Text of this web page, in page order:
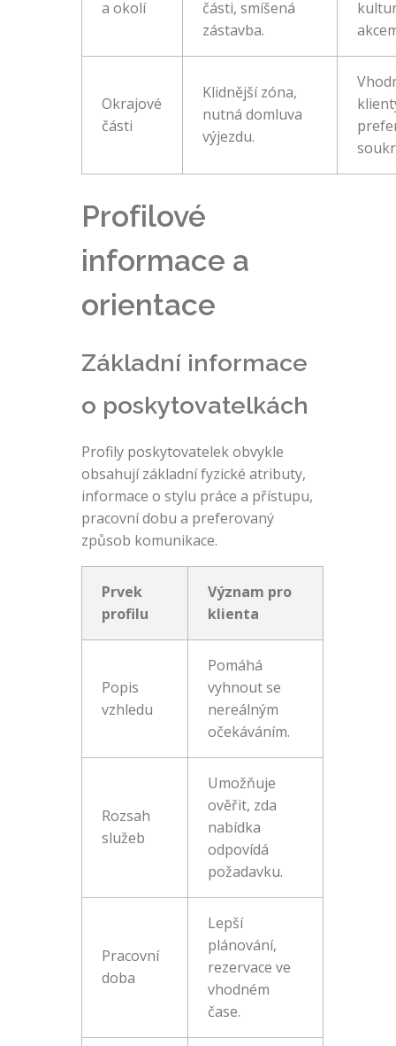
a okolí
části, smíšená
zástavba.
Okrajové
části
Klidnější zóna,
nutná domluva
výjezdu.
Profilové
informace a
orientace
Základní informace
o poskytovatelkách
Profily poskytovatelek obvykle
obsahují základní fyzické atributy,
informace o stylu práce a přístupu,
pracovní dobu a preferovaný
způsob komunikace.
Prvek
profilu
Význam pro
klienta
Popis
vzhledu
Pomáhá
vyhnout se
nereálným
očekáváním.
Rozsah
služeb
Umožňuje
ověřit, zda
nabídka
odpovídá
požadavku.
Pracovní
doba
Lepší
plánování,
rezervace ve
vhodném
čase.